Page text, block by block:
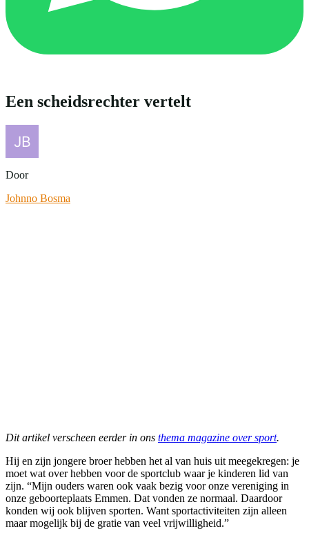
Een scheidsrechter vertelt
Door
Johnno Bosma
Dit artikel verscheen eerder in ons thema magazine over sport.
Hij en zijn jongere broer hebben het al van huis uit meegekregen: je
moet wat over hebben voor de sportclub waar je kinderen lid van
zijn. “Mijn ouders waren ook vaak bezig voor onze vereniging in
onze geboorteplaats Emmen. Dat vonden ze normaal. Daardoor
konden wij ook blijven sporten. Want sportactiviteiten zijn alleen
maar mogelijk bij de gratie van veel vrijwilligheid.”